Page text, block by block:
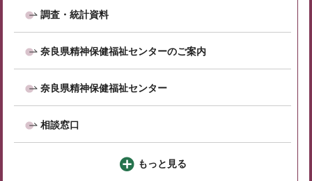
調査・統計資料
奈良県精神保健福祉センターのご案内
奈良県精神保健福祉センター
相談窓口
もっと見る